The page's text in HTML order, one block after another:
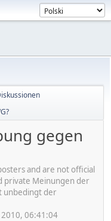
gegen
and are not official
private Meinungen der
unbedingt der
06:41:04